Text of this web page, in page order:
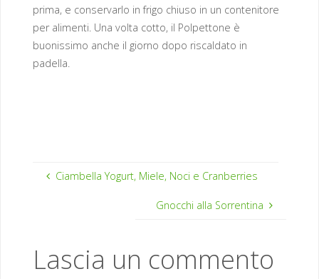
prima, e conservarlo in frigo chiuso in un contenitore
per alimenti. Una volta cotto, il Polpettone è
buonissimo anche il giorno dopo riscaldato in
padella.
Ciambella Yogurt, Miele, Noci e Cranberries
Gnocchi alla Sorrentina
Lascia un commento